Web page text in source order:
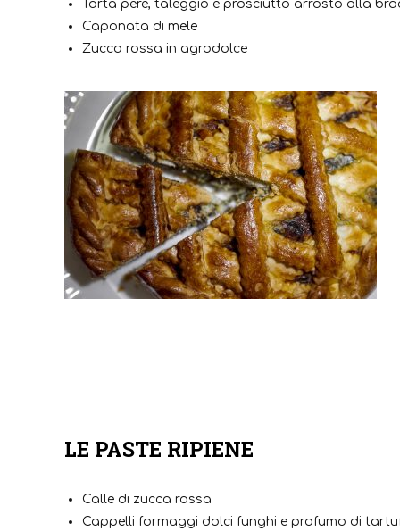
Torta pere, taleggio e prosciutto arrosto alla
Caponata di mele
Zucca rossa in agrodolce
LE PASTE RIPIENE
Calle di zucca rossa
Cappelli formaggi dolci funghi e profumo di